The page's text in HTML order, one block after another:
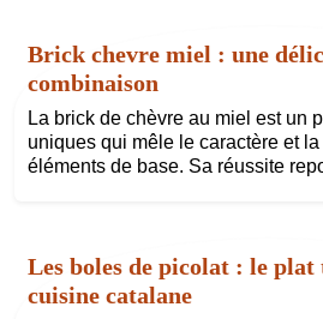
Brick chevre miel : une
combinaison
La brick de chèvre au miel est un
uniques qui mêle le caractère et
éléments de base. Sa réussite
Les boles de picolat : le plat
cuisine catalane